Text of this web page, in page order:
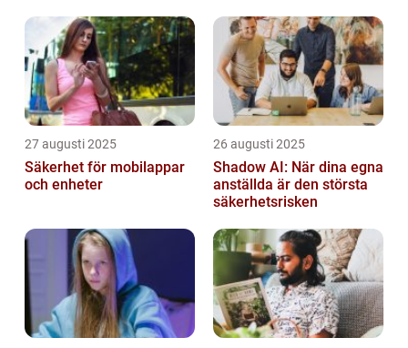
27 augusti 2025
Säkerhet för mobilappar
och enheter
26 augusti 2025
Shadow AI: När dina egna
anställda är den största
säkerhetsrisken